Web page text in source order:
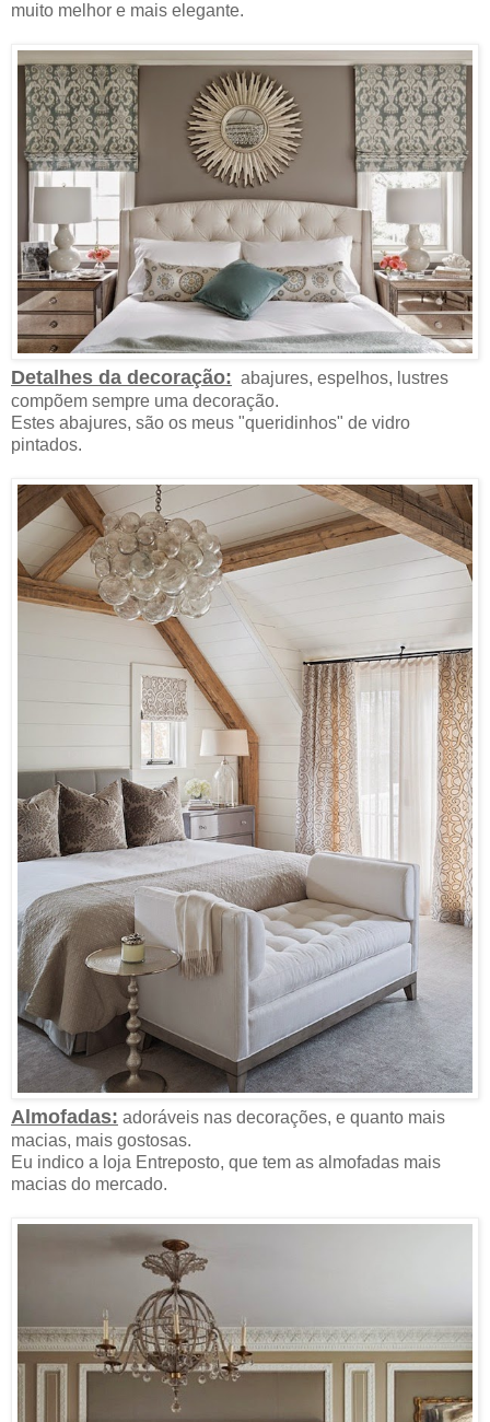
muito melhor e mais elegante.
Detalhes da decoração: abajures, espelhos, lustres
compõem sempre uma decoração.
Estes abajures, são os meus "queridinhos" de vidro
pintados.
Almofadas: adoráveis nas decorações, e quanto mais
macias, mais gostosas.
Eu indico a loja Entreposto, que tem as almofadas mais
macias do mercado.